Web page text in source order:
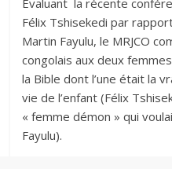
Évaluant la récente
Félix Tshisekedi par
Martin Fayulu, le MRJCO
congolais aux deux
la Bible dont l’une était la
vie de l’enfant (Félix
« femme démon » qui
Fayulu).‎